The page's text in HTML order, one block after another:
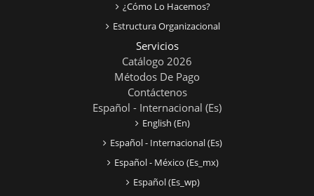
¿Cómo Lo Hacemos?
Estructura Organizacional
Servicios
Catálogo 2026
Métodos De Pago
Contáctenos
Español - Internacional ‎(es)‎
English ‎(en)‎
Español - Internacional ‎(es)‎
Español - México ‎(es_mx)‎
Español ‎(es_wp)‎